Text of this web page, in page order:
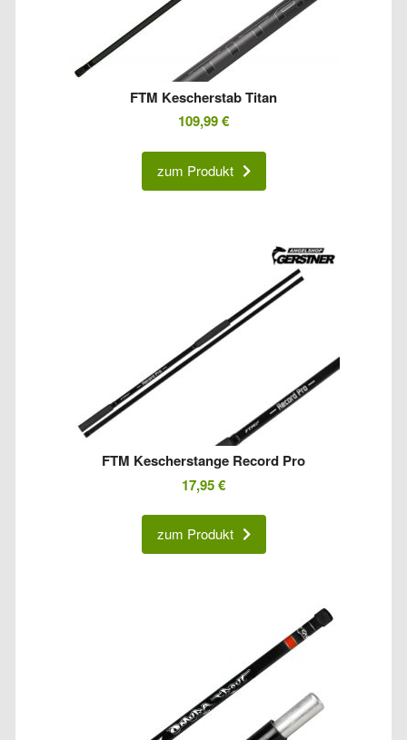
FTM Kescherstab Titan
109,99€
zum Produkt
FTM Kescherstange Record Pro
17,95€
zum Produkt